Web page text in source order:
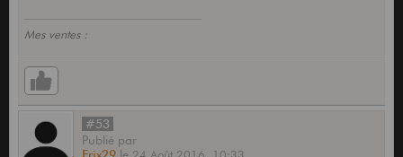
Mes ventes :
#53
Publié par